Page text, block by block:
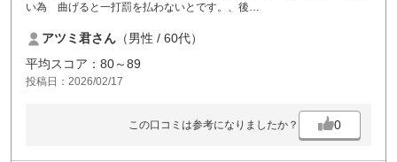
い為 曲げると一打罰を払わないとです。、後
すね。
再度 チャレンジさせて頂きます。
アツミ君さん （男性 / 60代）
平均スコア：80～89
投稿日：2026/02/17
この口コミは参考になりましたか？ 0